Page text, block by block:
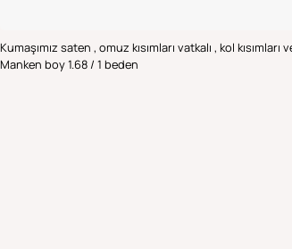
Kumaşımız saten , omuz kısımları vatkalı , kol kısımları
Manken boy 1.68 / 1 beden